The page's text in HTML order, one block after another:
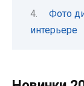
Фото
интерьере